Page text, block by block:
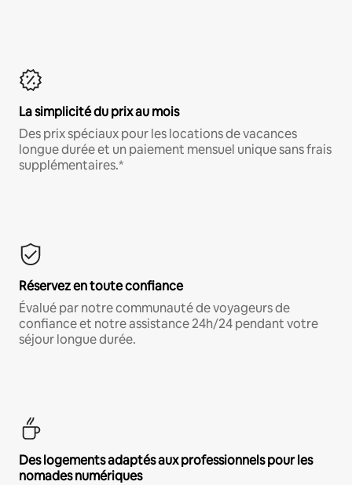
La simplicité du prix au mois
Des prix spéciaux pour les locations de vacances
longue durée et un paiement mensuel unique sans frais
supplémentaires.*
Réservez en toute confiance
Évalué par notre communauté de voyageurs de
confiance et notre assistance 24h/24 pendant votre
séjour longue durée.
Des logements adaptés aux professionnels pour les
nomades numériques